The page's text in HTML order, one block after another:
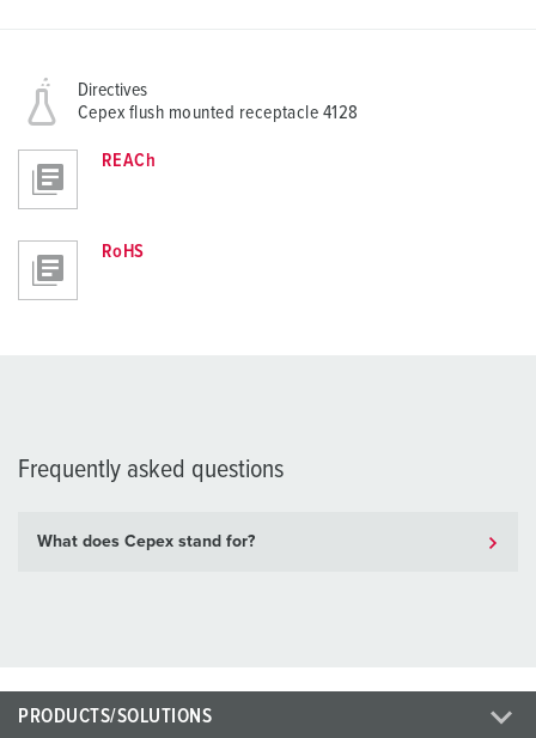
Directives
Cepex flush mounted receptacle 4128
REACh
RoHS
Frequently asked questions
What does Cepex stand for?
PRODUCTS/SOLUTIONS